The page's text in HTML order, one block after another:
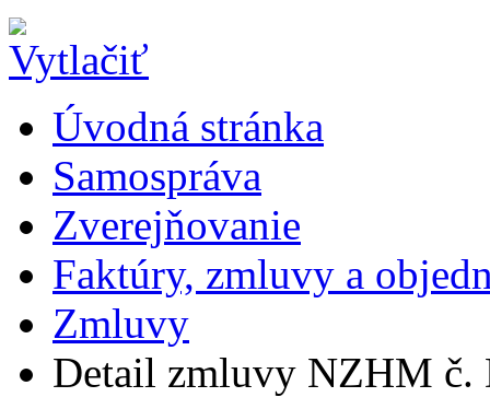
Úvodná stránka
Samospráva
Zverejňovanie
Faktúry, zmluvy a
Zmluvy
Detail zmluvy NZHM č.